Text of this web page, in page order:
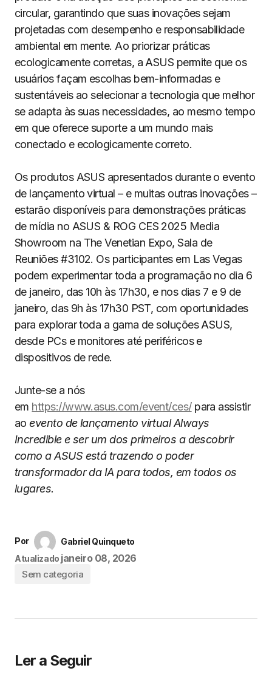
circular, garantindo que suas inovações sejam
projetadas com desempenho e responsabilidade
ambiental em mente. Ao priorizar práticas
ecologicamente corretas, a ASUS permite que os
usuários façam escolhas bem-informadas e
sustentáveis ao selecionar a tecnologia que melhor
se adapta às suas necessidades, ao mesmo tempo
em que oferece suporte a um mundo mais
conectado e ecologicamente correto.
Os produtos ASUS apresentados durante o evento
de lançamento virtual – e muitas outras inovações –
estarão disponíveis para demonstrações práticas
de mídia no ASUS & ROG CES 2025 Media
Showroom na The Venetian Expo, Sala de
Reuniões #3102. Os participantes em Las Vegas
podem experimentar toda a programação no dia 6
de janeiro, das 10h às 17h30, e nos dias 7 e 9 de
janeiro, das 9h às 17h30 PST, com oportunidades
para explorar toda a gama de soluções ASUS,
desde PCs e monitores até periféricos e
dispositivos de rede.
Junte-se a nós
em https://www.asus.com/event/ces/para assistir
aoevento de lançamento virtual Always
Incredible e ser um dos primeiros a descobrir
como a ASUS está trazendo o poder
transformador da IA para todos, em todos os
lugares.
Por
Gabriel Quinqueto
Atualizado janeiro 08, 2026
Sem categoria
Ler a Seguir